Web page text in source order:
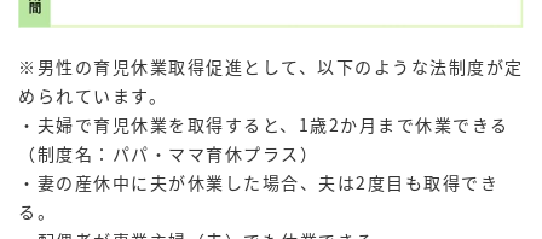
※男性の育児休業取得促進として、以下のような法制度が定
められています。
・夫婦で育児休業を取得すると、1歳2か月まで休業できる
（制度名：パパ・ママ育休プラス）
・妻の産休中に夫が休業した場合、夫は2度目も取得でき
る。